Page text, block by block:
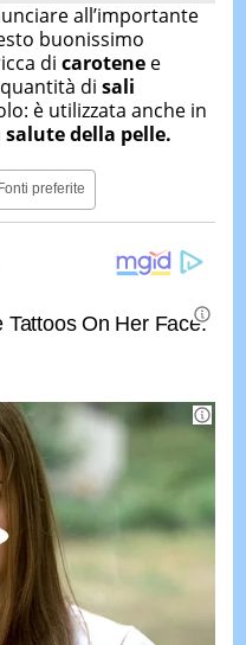
all’importante
buonissimo
di carotenee
di sali
è utilizzata anche in
salute della pelle.
preferite